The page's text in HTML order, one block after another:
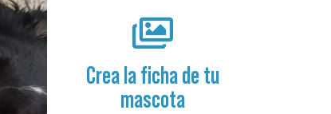
Crea la ficha de tu
mascota